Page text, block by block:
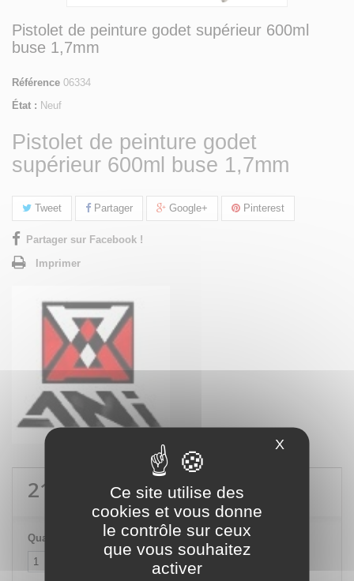
Ce site utilise des
cookies et vous donne
le contrôle sur ceux
que vous souhaitez
activer
X Masquer
Pistolet de peinture godet supérieur 600ml
buse 1,7mm
Référence 06334
État : Neuf
Pistolet de peinture godet
supérieur 600ml buse 1,7mm
Tweet Partager Google+ Pinterest
Partager sur Facebook !
Imprimer
217,20 € TTC
Quantité